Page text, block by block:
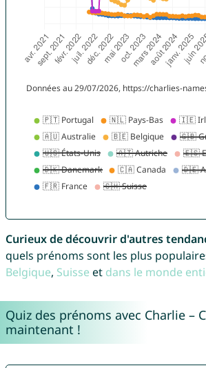
Curieux de découvrir d'autres
quels prénoms sont les plus
Belgique, Suisse et dans le monde
Quiz des prénoms avec Charlie –
maintenant !